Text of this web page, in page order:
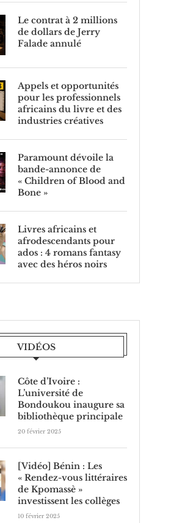
Le contrat à 2 millions
de dollars de Jerry
Falade annulé
Appels et opportunités
pour les professionnels
africains du livre et des
industries créatives
Paramount dévoile la
bande-annonce de
« Children of Blood and
Bone »
Livres africains et
afrodescendants pour
ados : 4 romans fantasy
avec des héros noirs
VIDÉOS
Côte d’Ivoire :
L’université de
Bondoukou inaugure sa
bibliothèque principale
20 février 2025
[Vidéo] Bénin : Les
« Rendez-vous littéraires
de Kpomassè »
investissent les collèges
10 février 2025